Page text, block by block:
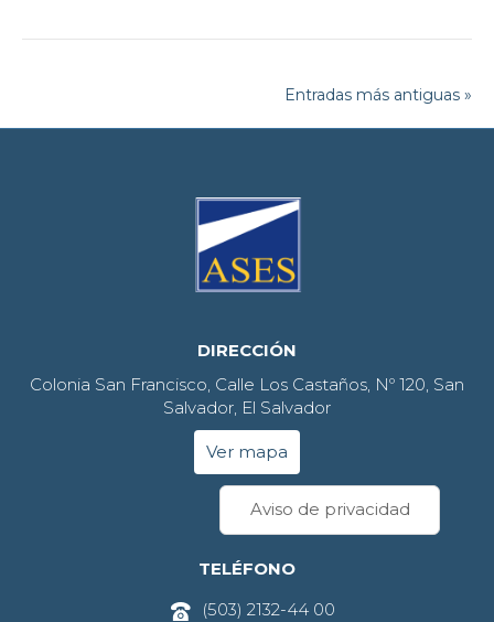
Entradas más antiguas »
DIRECCIÓN
Colonia San Francisco, Calle Los Castaños, Nº 120, San
Salvador, El Salvador
Ver mapa
Aviso de privacidad
TELÉFONO
(503) 2132-44 00